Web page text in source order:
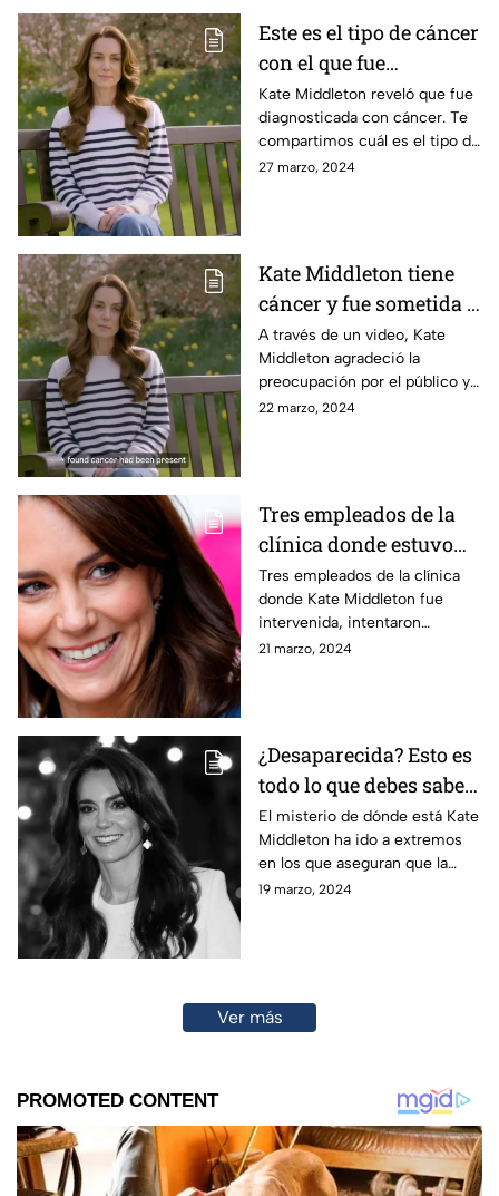
Este es el tipo de cáncer
con el que fue
diagnosticada Kate
Middleton
Kate Middleton reveló que fue
diagnosticada con cáncer. Te
compartimos cuál es el tipo de
dicha enfermedad que podría
27 marzo, 2024
Kate Middleton tiene
cáncer y fue sometida a
quimioterapia, revela
en video tras estar
desaparecida
A través de un video, Kate
Middleton agradeció la
preocupación por el público y
pidió tiempo y privacidad para
22 marzo, 2024
Tres empleados de la
clínica donde estuvo
Kate Middleton,
intentaron acceder a su
historial médico
Tres empleados de la clínica
donde Kate Middleton fue
intervenida, intentaron
acceder a su historial médico
21 marzo, 2024
¿Desaparecida? Esto es
todo lo que debes saber
sobre Kate Middleton y
por qué pone en jaque a
la familia real británica
El misterio de dónde está Kate
Middleton ha ido a extremos
en los que aseguran que la
princesa de Gales murió, pero
19 marzo, 2024
Ver más